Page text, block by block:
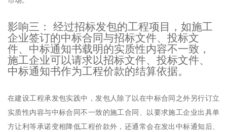
影响三： 经过招标发包的工程项目，如施工
企业签订的中标合同与招标文件、投标文
件、中标通知书载明的实质性内容不一致，
施工企业可以请求以招标文件、投标文件、
中标通知书作为工程价款的结算依据。
在建设工程承发包实践中，发包人除了以在中标合同之外另行订立
实质性内容与中标合同不一致的施工合同、以要求施工企业出具单
方让利等承诺变相降低工程价款外，还通常会在发出中标通知后、